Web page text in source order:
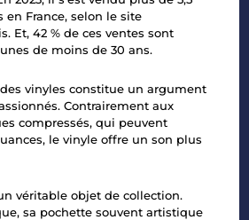
en France,selon le site
. Et, 42 % de ces ventes sont
de moins de 30 ans.
vinyles constitue un argument
Contrairement aux
compressés, qui peuvent
le vinyle offre un son plus
véritable objet de collection.
sa pochette souvent artistique